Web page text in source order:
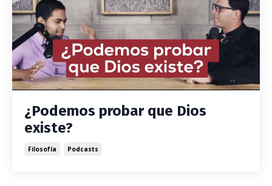
¿Podemos probar que Dios
existe?
Filosofía Podcasts